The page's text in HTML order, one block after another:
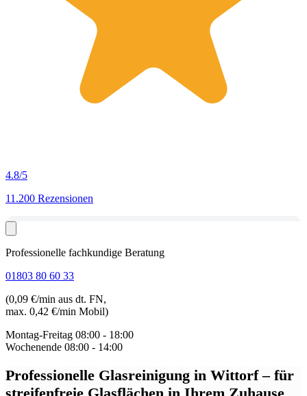
4.8/5
11.200 Rezensionen
Professionelle fachkundige Beratung
01803 80 60 33
(0,09 €/min aus dt. FN,
max. 0,42 €/min Mobil)
Montag-Freitag 08:00 - 18:00
Wochenende 08:00 - 14:00
Professionelle Glasreinigung in Wittorf– für